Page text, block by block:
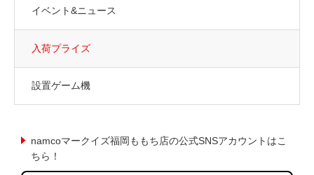
イベント&ニュース
入荷プライズ
設置ゲーム機
namcoマークイズ福岡ももち店の公式SNSアカウントはこ
ちら！